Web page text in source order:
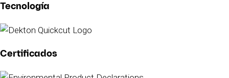
Tecnología
Certificados